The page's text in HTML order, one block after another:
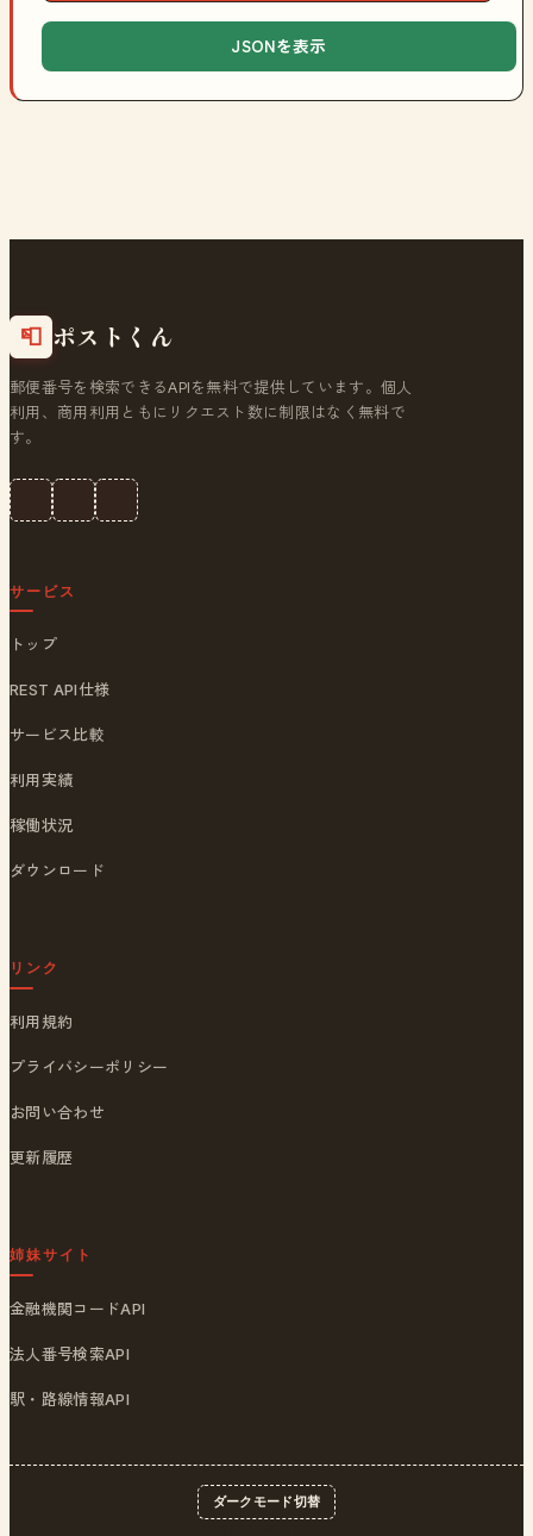
JSONを表示
📮 ポストくん
郵便番号を検索できるAPIを無料で提供しています。個人
利用、商用利用ともにリクエスト数に制限はなく無料で
す。
サービス
トップ
REST API仕様
サービス比較
利用実績
稼働状況
ダウンロード
リンク
利用規約
プライバシーポリシー
お問い合わせ
更新履歴
姉妹サイト
金融機関コードAPI
法人番号検索API
駅・路線情報API
ダークモード切替